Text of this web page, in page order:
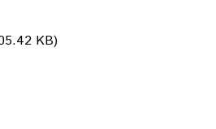
KB)